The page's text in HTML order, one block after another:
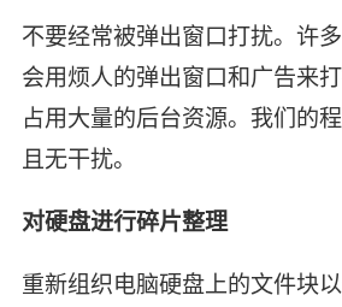
不要经常被弹出窗口打扰。许
会用烦人的弹出窗口和广告来
占用大量的后台资源。我们的
且无干扰。
对硬盘进行碎片整理
重新组织电脑硬盘上的文件块